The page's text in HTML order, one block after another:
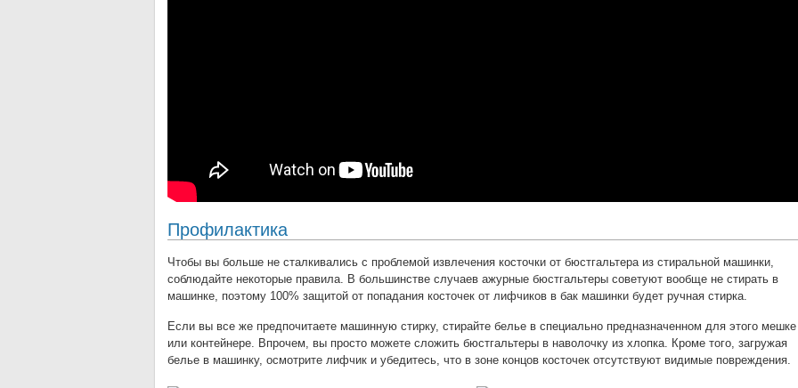
Профилактика
Чтобы вы больше не сталкивались с проблемой извлечения косточки от бюстгальтера из стиральной машинки,
соблюдайте некоторые правила. В большинстве случаев ажурные бюстгальтеры советуют вообще не стирать в
машинке, поэтому 100% защитой от попадания косточек от лифчиков в бак машинки будет ручная стирка.
Если вы все же предпочитаете машинную стирку, стирайте белье в специально предназначенном для этого мешке
или контейнере. Впрочем, вы просто можете сложить бюстгальтеры в наволочку из хлопка. Кроме того, загружая
белье в машинку, осмотрите лифчик и убедитесь, что в зоне концов косточек отсутствуют видимые повреждения.